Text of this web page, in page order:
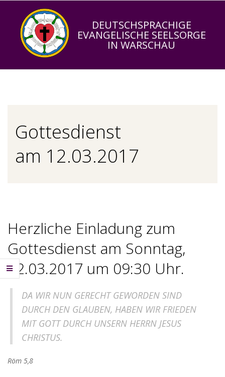
content
DEUTSCHSPRACHIGE
EVANGELISCHE SEELSORGE
IN WARSCHAU
Gottesdienst
am 12.03.2017
Herzliche Einladung zum
Gottesdienst am Sonntag,
12.03.2017 um 09:30 Uhr.
DA WIR NUN GERECHT GEWORDEN SIND
DURCH DEN GLAUBEN, HABEN WIR FRIEDEN
MIT GOTT DURCH UNSERN HERRN JESUS
CHRISTUS.
Röm 5,8